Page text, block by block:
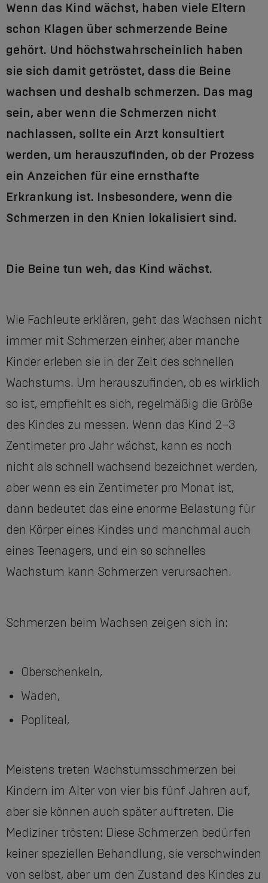
Wenn das Kind wächst, haben viele Eltern
schon Klagen über schmerzende Beine
gehört. Und höchstwahrscheinlich haben
sie sich damit getröstet, dass die Beine
wachsen und deshalb schmerzen. Das mag
sein, aber wenn die Schmerzen nicht
nachlassen, sollte ein Arzt konsultiert
werden, um herauszufinden, ob der Prozess
ein Anzeichen für eine ernsthafte
Erkrankung ist. Insbesondere, wenn die
Schmerzen in den Knien lokalisiert sind.
Die Beine tun weh, das Kind wächst.
Wie Fachleute erklären, geht das Wachsen nicht
immer mit Schmerzen einher, aber manche
Kinder erleben sie in der Zeit des schnellen
Wachstums. Um herauszufinden, ob es wirklich
so ist, empfiehlt es sich, regelmäßig die Größe
des Kindes zu messen. Wenn das Kind 2–3
Zentimeter pro Jahr wächst, kann es noch
nicht als schnell wachsend bezeichnet werden,
aber wenn es ein Zentimeter pro Monat ist,
dann bedeutet das eine enorme Belastung für
den Körper eines Kindes und manchmal auch
eines Teenagers, und ein so schnelles
Wachstum kann Schmerzen verursachen.
Schmerzen beim Wachsen zeigen sich in:
Oberschenkeln,
Waden,
Popliteal,
Meistens treten Wachstumsschmerzen bei
Kindern im Alter von vier bis fünf Jahren auf,
aber sie können auch später auftreten. Die
Mediziner trösten: Diese Schmerzen bedürfen
keiner speziellen Behandlung, sie verschwinden
von selbst, aber um den Zustand des Kindes zu